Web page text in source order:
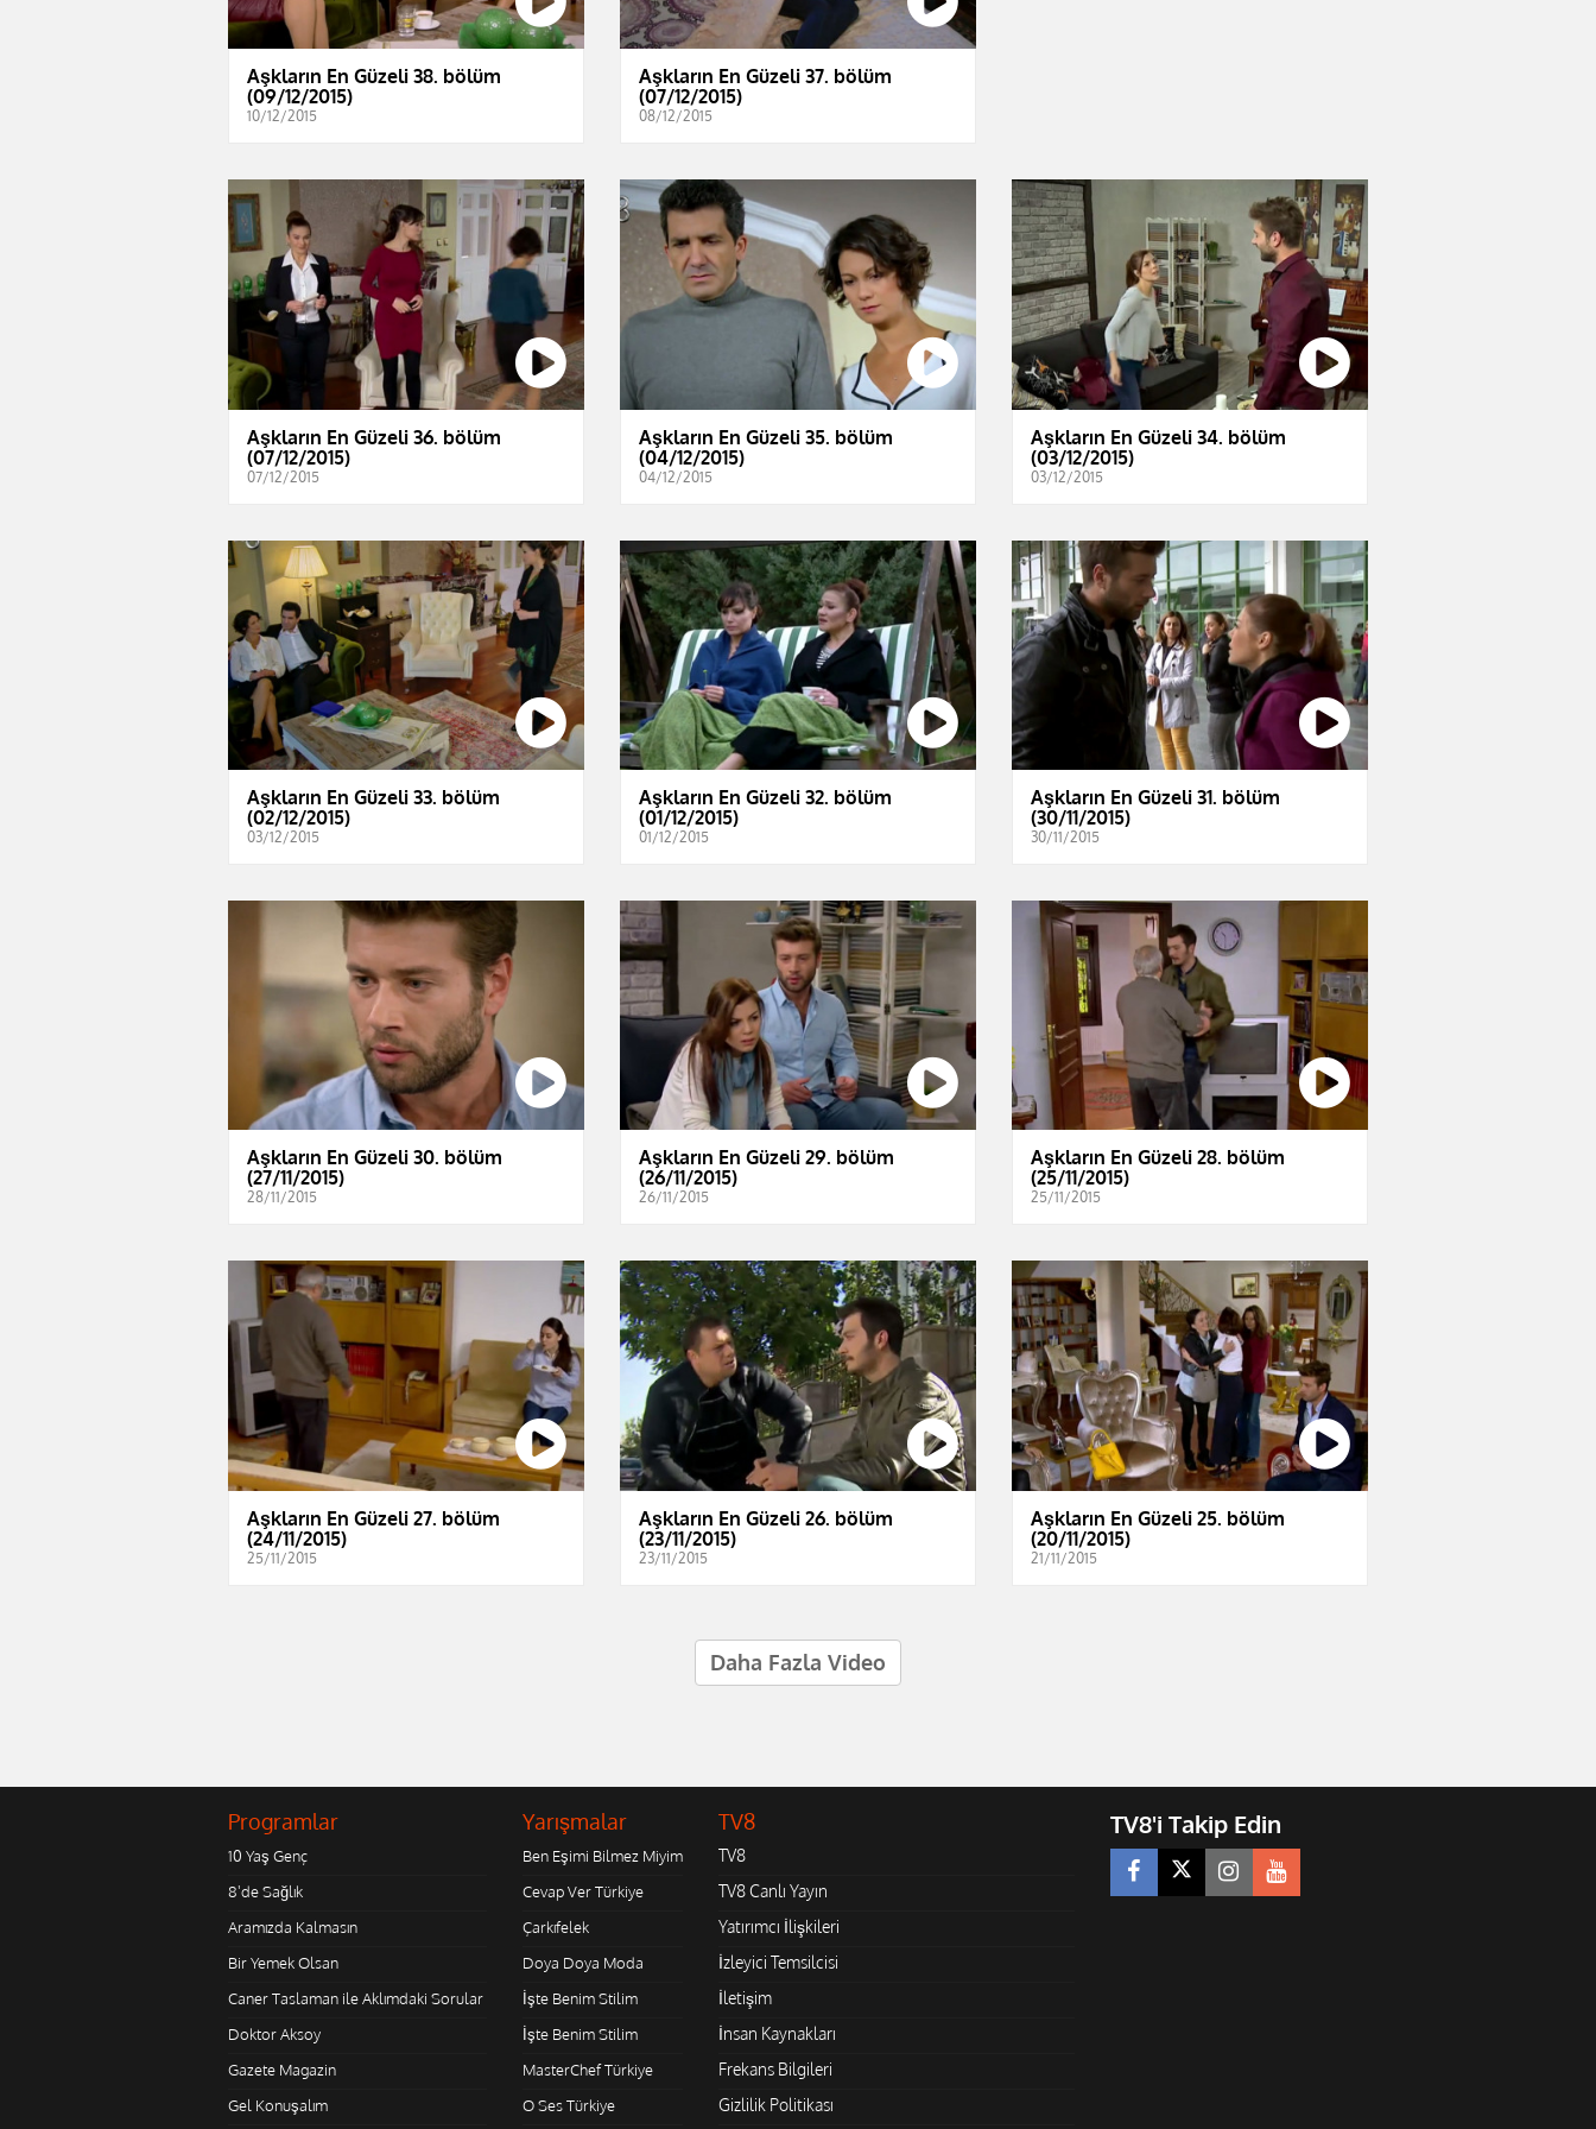
Aşkların En Güzeli 38. bölüm
(09/12/2015)
10/12/2015
Aşkların En Güzeli 37. bölüm
(07/12/2015)
08/12/2015
Aşkların En Güzeli 36. bölüm
(07/12/2015)
07/12/2015
Aşkların En Güzeli 35. bölüm
(04/12/2015)
04/12/2015
Aşkların En Güzeli 34. bölüm
(03/12/2015)
03/12/2015
Aşkların En Güzeli 33. bölüm
(02/12/2015)
03/12/2015
Aşkların En Güzeli 32. bölüm
(01/12/2015)
01/12/2015
Aşkların En Güzeli 31. bölüm
(30/11/2015)
30/11/2015
Aşkların En Güzeli 30. bölüm
(27/11/2015)
28/11/2015
Aşkların En Güzeli 29. bölüm
(26/11/2015)
26/11/2015
Aşkların En Güzeli 28. bölüm
(25/11/2015)
25/11/2015
Aşkların En Güzeli 27. bölüm
(24/11/2015)
25/11/2015
Aşkların En Güzeli 26. bölüm
(23/11/2015)
23/11/2015
Aşkların En Güzeli 25. bölüm
(20/11/2015)
21/11/2015
Daha Fazla Video
Programlar
10 Yaş Genç
8'de Sağlık
Aramızda Kalmasın
Bir Yemek Olsan
Caner Taslaman ile Aklımdaki Sorular
Doktor Aksoy
Gazete Magazin
Gel Konuşalım
Yarışmalar
Ben Eşimi Bilmez Miyim
Cevap Ver Türkiye
Çarkıfelek
Doya Doya Moda
İşte Benim Stilim
İşte Benim Stilim
MasterChef Türkiye
O Ses Türkiye
TV8
TV8
TV8 Canlı Yayın
Yatırımcı İlişkileri
İzleyici Temsilcisi
İletişim
İnsan Kaynakları
Frekans Bilgileri
Gizlilik Politikası
TV8'i Takip Edin